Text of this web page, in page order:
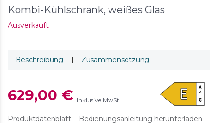
Kombi-Kühlschrank, weißes Glas
Ausverkauft
Beschreibung | Zusammensetzung
629,00 € Inklusive MwSt.
Produktdatenblatt Bedienungsanleitung herunterladen